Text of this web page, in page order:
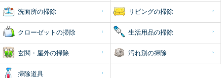
洗面所の掃除 リビングの掃除
クローゼットの掃除 生活用品の掃除
玄関・屋外の掃除 汚れ別の掃除
掃除道具